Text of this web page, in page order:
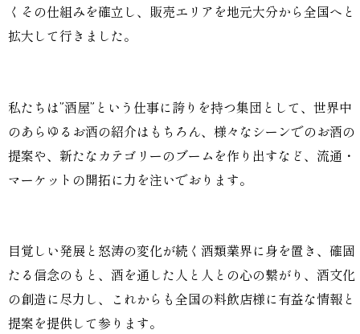
くその仕組みを確立し、販売エリアを地元大分から全国へと
拡大して行きました。
私たちは”酒屋”という仕事に誇りを持つ集団として、世界中
のあらゆるお酒の紹介はもちろん、様々なシーンでのお酒の
提案や、新たなカテゴリーのブームを作り出すなど、流通・
マーケットの開拓に力を注いでおります。
目覚しい発展と怒涛の変化が続く酒類業界に身を置き、確固
たる信念のもと、酒を通した人と人との心の繋がり、酒文化
の創造に尽力し、これからも全国の料飲店様に有益な情報と
提案を提供して参ります。